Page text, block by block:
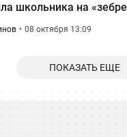
школьника на
08 октября 13:09
ПОКАЗАТЬ ЕЩЕ